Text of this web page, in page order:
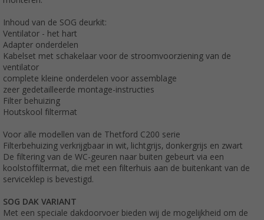
Inhoud van de SOG deurkit:
Ventilator - het hart
Adapter onderdelen
Kabelset met schakelaar voor de stroomvoorziening van de
ventilator
complete kleine onderdelen voor assemblage
zeer gedetailleerde montage-instructies
Filter behuizing
Houtskool filtermat
Voor alle modellen van de Thetford C200 serie
Filterbehuizing verkrijgbaar in wit, lichtgrijs, donkergrijs en zwart
De filtering van de WC-geuren naar buiten gebeurt via een
koolstoffiltermat, die met een filterhuis aan de buitenkant van de
serviceklep is bevestigd.
SOG DAK VARIANT
Met een speciale dakdoorvoer bieden wij de mogelijkheid om de